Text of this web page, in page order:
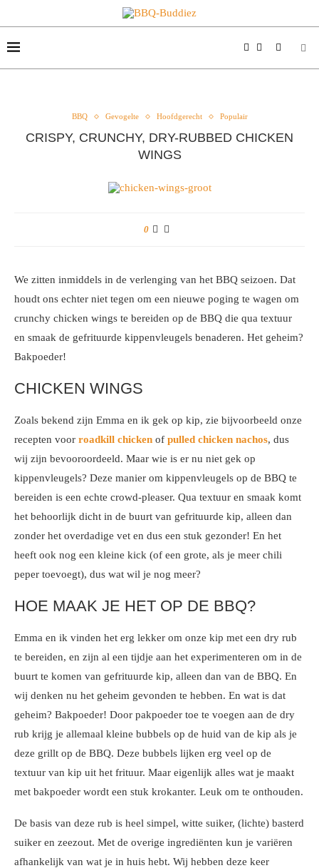
BBQ Gevogelte Hoofdgerecht Populair
CRISPY, CRUNCHY, DRY-RUBBED CHICKEN
WINGS
0
We zitten inmiddels in de verlenging van het BBQ seizoen. Dat
houdt ons echter niet tegen om een nieuwe poging te wagen om
crunchy chicken wings te bereiden op de BBQ die qua textuur
en smaak de gefrituurde kippenvleugels benaderen. Het geheim?
Bakpoeder!
CHICKEN WINGS
Zoals bekend zijn Emma en ik gek op kip, zie bijvoorbeeld onze
recepten voor roadkill chicken of pulled chicken nachos, dus
wij zijn bevooroordeeld. Maar wie is er nu niet gek op
kippenvleugels? Deze manier om kippenvleugels op de BBQ te
bereiden is een echte crowd-pleaser. Qua textuur en smaak komt
het behoorlijk dicht in de buurt van gefrituurde kip, alleen dan
zonder het overdadige vet en dus een stuk gezonder! En het
heeft ook nog een kleine kick (of een grote, als je meer chili
peper toevoegt), dus wat wil je nog meer?
HOE MAAK JE HET OP DE BBQ?
Emma en ik vinden het erg lekker om onze kip met een dry rub
te bereiden, en zijn al een tijdje aan het experimenteren om in de
buurt te komen van gefrituurde kip, alleen dan van de BBQ. En
wij denken nu het geheim gevonden te hebben. En wat is dat
geheim? Bakpoeder! Door pakpoeder toe te voegen aan de dry
rub krijg je allemaal kleine bubbels op de huid van de kip als je
deze grillt op de BBQ. Deze bubbels lijken erg veel op de
textuur van kip uit het frituur. Maar eigenlijk alles wat je maakt
met bakpoeder wordt een stuk krokanter. Leuk om te onthouden.
De basis van deze rub is heel simpel, witte suiker, (lichte) basterd
suiker en zeezout. Met de overige ingrediënten kun je variëren
afhankelijk van wat je in huis hebt. Wij hebben deze keer